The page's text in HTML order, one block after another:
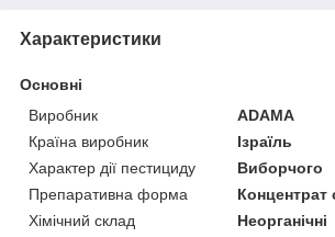
Характеристики
Основні
Виробник
ADAMA
Країна виробник
Ізраїль
Характер дії пестициду
Виборчого
Препаративна форма
Концентрат
Хімічний склад
Неорганічні